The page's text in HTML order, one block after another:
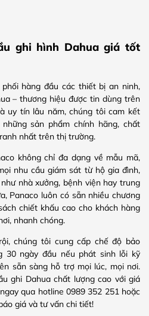
ghi hình Dahua giá tốt
hàng đầu các thiết bị an ninh,
– thương hiệu được tin dùng trên
uy tín lâu năm, chúng tôi cam kết
sản phẩm chính hãng, chất
nhất trên thị trường.
không chỉ đa dạng về mẫu mã,
nhu cầu giám sát từ hộ gia đình,
nhà xưởng, bệnh viện hay trung
Panaco luôn có sẵn nhiều chương
chiết khấu cao cho khách hàng
nhanh chóng.
chúng tôi cung cấp chế độ bảo
30 ngày đầu nếu phát sinh lỗi kỹ
sẵn sàng hỗ trợ mọi lúc, mọi nơi.
ghi Dahua chất lượng cao với giá
qua hotline 0989 352 251 hoặc
giá và tư vấn chi tiết!